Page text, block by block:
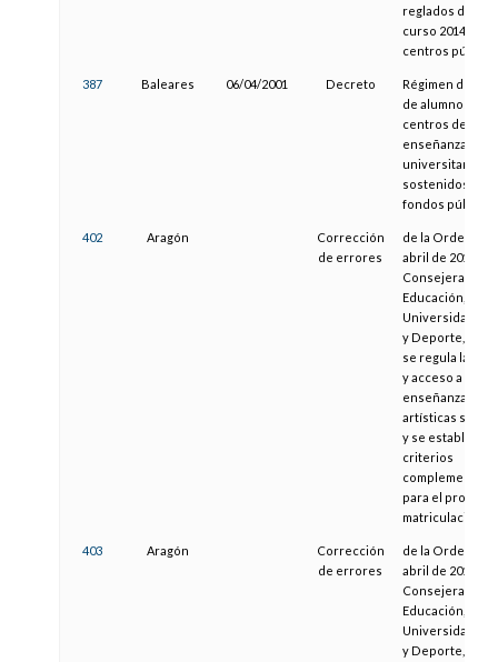
reglados
curso 2014/
centros
387 Baleares 06/04/2001 Decreto
Régimen de
de alumnos en
centros de
enseñanzas no
universitarias
sostenidos con
fondos públicos
402 Aragón
Corrección
de errores
de la Orden de
abril de 2013, de
Consejera de
Educación,
Universidad,
y Deporte, por
se regula la
y acceso a las
enseñanzas
artísticas
y se establecen
criterios
para el proceso
matriculación
403 Aragón
Corrección
de errores
de la Orden de
abril de 2013, de
Consejera de
Educación,
Universidad,
y Deporte, por